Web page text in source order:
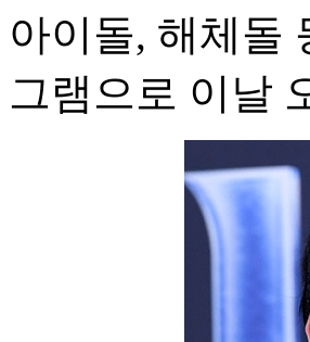
아이돌, 해체돌
그램으로 이날